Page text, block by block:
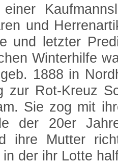
und
und letzter
Winterhilfe
1888 in
zur Rot-Kreuz
Sie zog mit
der 20er
ihre Mutter
der ihr Lotte